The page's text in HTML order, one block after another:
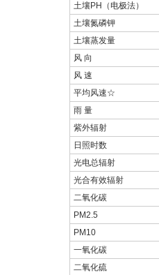
土壤PH（电极法）
土壤氮磷钾
土壤蒸发量
风 向
风 速
平均风速☆
雨 量
紫外辐射
日照时数
光电总辐射
光合有效辐射
二氧化碳
PM2.5
PM10
一氧化碳
二氧化硫